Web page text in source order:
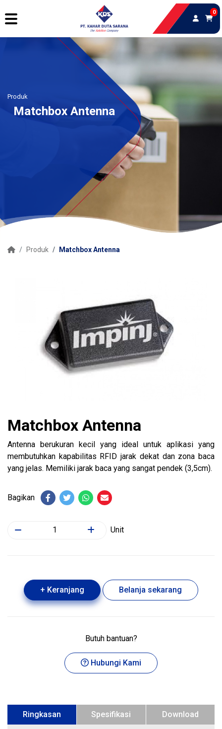
0
Produk
Matchbox Antenna
Produk Matchbox Antenna
Matchbox Antenna
Antenna berukuran kecil yang ideal untuk aplikasi yang
membutuhkan kapabilitas RFID jarak dekat dan zona baca
yang jelas. Memiliki jarak baca yang sangat pendek (3,5cm).
Bagikan
Unit
+ Keranjang Belanja sekarang
Butuh bantuan?
Hubungi Kami
Ringkasan Spesifikasi Download